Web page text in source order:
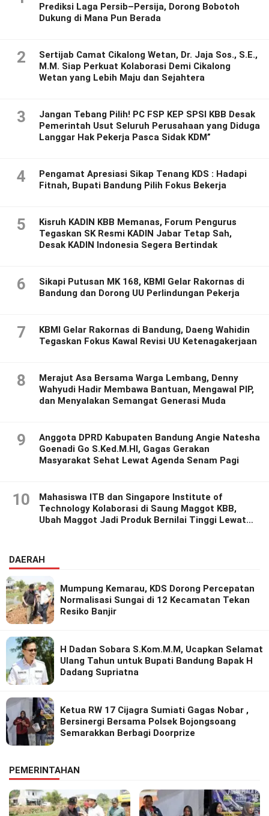
Prediksi Laga Persib–Persija, Dorong Bobotoh
Dukung di Mana Pun Berada
2
Sertijab Camat Cikalong Wetan, Dr. Jaja Sos., S.E.,
M.M. Siap Perkuat Kolaborasi Demi Cikalong
Wetan yang Lebih Maju dan Sejahtera
3
Jangan Tebang Pilih! PC FSP KEP SPSI KBB Desak
Pemerintah Usut Seluruh Perusahaan yang Diduga
Langgar Hak Pekerja Pasca Sidak KDM”
4
Pengamat Apresiasi Sikap Tenang KDS : Hadapi
Fitnah, Bupati Bandung Pilih Fokus Bekerja
5
Kisruh KADIN KBB Memanas, Forum Pengurus
Tegaskan SK Resmi KADIN Jabar Tetap Sah,
Desak KADIN Indonesia Segera Bertindak
6
Sikapi Putusan MK 168, KBMI Gelar Rakornas di
Bandung dan Dorong UU Perlindungan Pekerja
7
KBMI Gelar Rakornas di Bandung, Daeng Wahidin
Tegaskan Fokus Kawal Revisi UU Ketenagakerjaan
8
Merajut Asa Bersama Warga Lembang, Denny
Wahyudi Hadir Membawa Bantuan, Mengawal PIP,
dan Menyalakan Semangat Generasi Muda
9
Anggota DPRD Kabupaten Bandung Angie Natesha
Goenadi Go S.Ked.M.HI, Gagas Gerakan
Masyarakat Sehat Lewat Agenda Senam Pagi
10
Mahasiswa ITB dan Singapore Institute of
Technology Kolaborasi di Saung Maggot KBB,
Ubah Maggot Jadi Produk Bernilai Tinggi Lewat
DAERAH
Mumpung Kemarau, KDS Dorong Percepatan
Normalisasi Sungai di 12 Kecamatan Tekan
Resiko Banjir
H Dadan Sobara S.Kom.M.M, Ucapkan Selamat
Ulang Tahun untuk Bupati Bandung Bapak H
Dadang Supriatna
Ketua RW 17 Cijagra Sumiati Gagas Nobar ,
Bersinergi Bersama Polsek Bojongsoang
Semarakkan Berbagi Doorprize
PEMERINTAHAN